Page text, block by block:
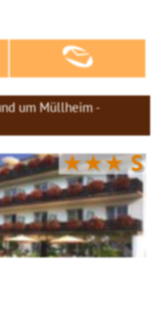
um Müllheim -
★★★S